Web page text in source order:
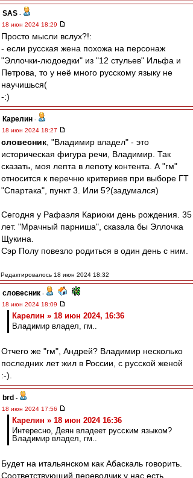
SAS -
18 июн 2024 18:29
Просто мысли вслух?!:
- если русская жена похожа на персонаж
"Эллочки-людоедки" из "12 стульев" Ильфа и
Петрова, то у неё много русскому языку не
научишься(
-:)
Карелин -
18 июн 2024 18:27
словесник , "Владимир владел" - это
историческая фигура речи, Владимир. Так
сказать, моя лепта в лепоту контента. А "гм"
относится к перечню критериев при выборе ГТ
"Спартака", пункт 3. Или 5?(задумался)
Сегодня у Рафаэля Кариоки день рождения. 35
лет. "Мрачный парниша", сказала бы Эллочка
Щукина.
Сэр Полу повезло родиться в один день с ним.
Редактировалось 18 июн 2024 18:32
словесник -
18 июн 2024 18:09
Карелин » 18 июн 2024, 16:36
Владимир владел, гм..
Отчего же "гм", Андрей? Владимир несколько
последних лет жил в России, с русской женой
:-).
brd -
18 июн 2024 17:56
Карелин » 18 июн 2024 16:36
Интересно, Деян владеет русским языком?
Владимир владел, гм..
Будет на итальянском как Абаскаль говорить.
Соответствующий переводчик у нас есть.